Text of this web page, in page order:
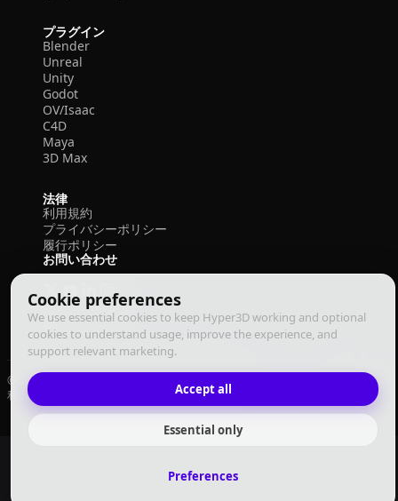
Cookie preferences
We use essential cookies to keep Hyper3D working and optional
cookies to understand usage, improve the experience, and
support relevant marketing.
Accept all
Essential only
Preferences
プラグイン
Blender
Unreal
Unity
Godot
OV/Isaac
C4D
Maya
3D Max
法律
利用規約
プライバシーポリシー
履行ポリシー
お問い合わせ
© 2026 Deemos Corporation. All rights reserved
利用規約
履行ポリシー 日本語